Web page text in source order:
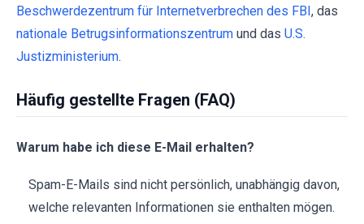
Beschwerdezentrum für Internetverbrechen des FBI, das
nationale Betrugsinformationszentrum und das U.S.
Justizministerium.
Häufig gestellte Fragen (FAQ)
Warum habe ich diese E-Mail erhalten?
Spam-E-Mails sind nicht persönlich, unabhängig davon,
welche relevanten Informationen sie enthalten mögen.